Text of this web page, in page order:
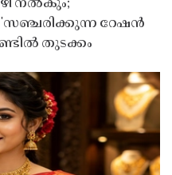
നൽകും;
റേഷൻ
തുടക്കം